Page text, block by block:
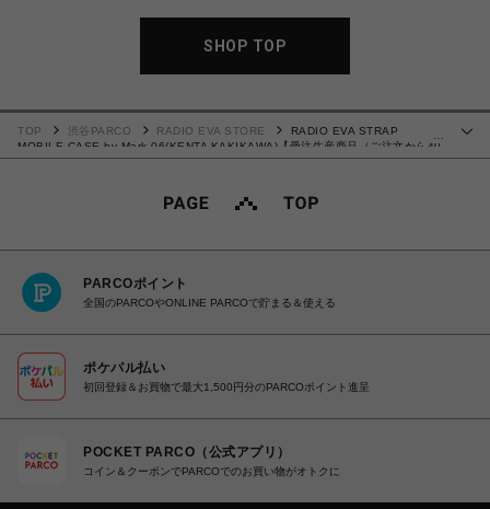
SHOP TOP
TOP 渋谷PARCO RADIO EVA STORE
RADIO EVA STRAP
MOBILE CASE by Mark.06(KENTA KAKIKAWA)【受注生産商品（ご注文から40
～60日でお届け予定）】
PARCOポイント
全国のPARCOやONLINE PARCOで貯まる＆使える
ポケパル払い
初回登録＆お買物で最大1,500円分のPARCOポイント進呈
POCKET PARCO（公式アプリ）
コイン＆クーポンでPARCOでのお買い物がオトクに